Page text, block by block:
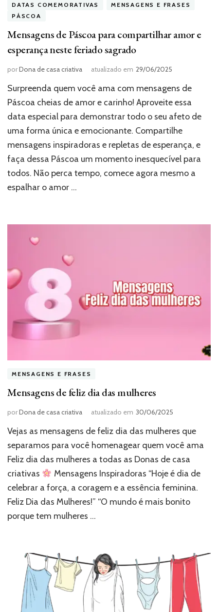
DATAS COMEMORATIVAS
MENSAGENS E FRASES
PÁSCOA
Mensagens de Páscoa para compartilhar amor e
esperança neste feriado sagrado
porDona de casa criativa atualizado em 29/06/2025
Surpreenda quem você ama com mensagens de
Páscoa cheias de amor e carinho! Aproveite essa
data especial para demonstrar todo o seu afeto de
uma forma única e emocionante. Compartilhe
mensagens inspiradoras e repletas de esperança, e
faça dessa Páscoa um momento inesquecível para
todos. Não perca tempo, comece agora mesmo a
espalhar o amor …
MENSAGENS E FRASES
Mensagens de feliz dia das mulheres
porDona de casa criativa atualizado em 30/06/2025
Vejas as mensagens de feliz dia das mulheres que
separamos para você homenagear quem você ama
Feliz dia das mulheres a todas as Donas de casa
criativas
Mensagens Inspiradoras “Hoje é dia de
celebrar a força, a coragem e a essência feminina.
Feliz Dia das Mulheres!” “O mundo é mais bonito
porque tem mulheres …